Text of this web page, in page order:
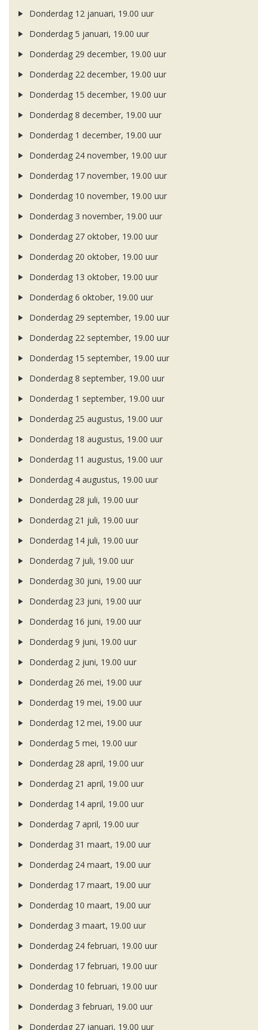
Donderdag 12 januari, 19.00 uur
Donderdag 5 januari, 19.00 uur
Donderdag 29 december, 19.00 uur
Donderdag 22 december, 19.00 uur
Donderdag 15 december, 19.00 uur
Donderdag 8 december, 19.00 uur
Donderdag 1 december, 19.00 uur
Donderdag 24 november, 19.00 uur
Donderdag 17 november, 19.00 uur
Donderdag 10 november, 19.00 uur
Donderdag 3 november, 19.00 uur
Donderdag 27 oktober, 19.00 uur
Donderdag 20 oktober, 19.00 uur
Donderdag 13 oktober, 19.00 uur
Donderdag 6 oktober, 19.00 uur
Donderdag 29 september, 19.00 uur
Donderdag 22 september, 19.00 uur
Donderdag 15 september, 19.00 uur
Donderdag 8 september, 19.00 uur
Donderdag 1 september, 19.00 uur
Donderdag 25 augustus, 19.00 uur
Donderdag 18 augustus, 19.00 uur
Donderdag 11 augustus, 19.00 uur
Donderdag 4 augustus, 19.00 uur
Donderdag 28 juli, 19.00 uur
Donderdag 21 juli, 19.00 uur
Donderdag 14 juli, 19.00 uur
Donderdag 7 juli, 19.00 uur
Donderdag 30 juni, 19.00 uur
Donderdag 23 juni, 19.00 uur
Donderdag 16 juni, 19.00 uur
Donderdag 9 juni, 19.00 uur
Donderdag 2 juni, 19.00 uur
Donderdag 26 mei, 19.00 uur
Donderdag 19 mei, 19.00 uur
Donderdag 12 mei, 19.00 uur
Donderdag 5 mei, 19.00 uur
Donderdag 28 april, 19.00 uur
Donderdag 21 april, 19.00 uur
Donderdag 14 april, 19.00 uur
Donderdag 7 april, 19.00 uur
Donderdag 31 maart, 19.00 uur
Donderdag 24 maart, 19.00 uur
Donderdag 17 maart, 19.00 uur
Donderdag 10 maart, 19.00 uur
Donderdag 3 maart, 19.00 uur
Donderdag 24 februari, 19.00 uur
Donderdag 17 februari, 19.00 uur
Donderdag 10 februari, 19.00 uur
Donderdag 3 februari, 19.00 uur
Donderdag 27 januari, 19.00 uur